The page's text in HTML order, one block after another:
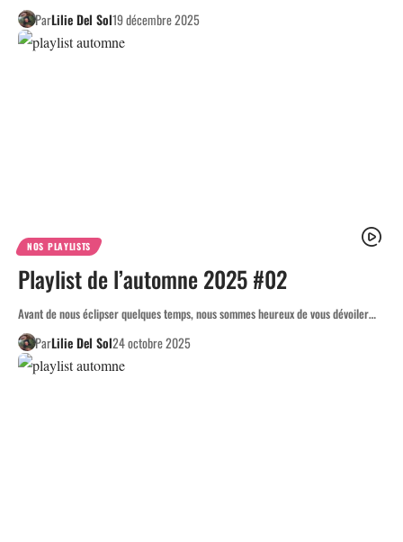
ParLilie Del Sol19 décembre 2025
NOS PLAYLISTS
Playlist de l’automne 2025 #02
Avant de nous éclipser quelques temps, nous sommes heureux de vous dévoiler…
ParLilie Del Sol24 octobre 2025